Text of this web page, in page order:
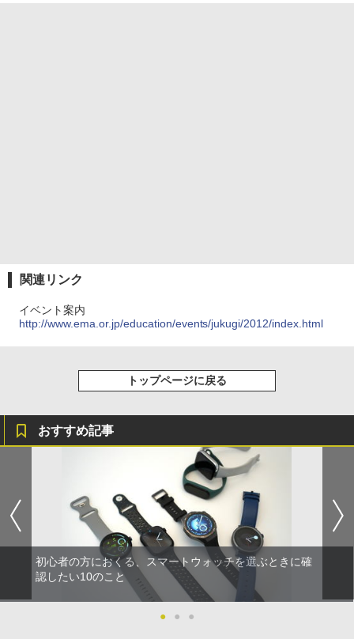
関連リンク
イベント案内
http://www.ema.or.jp/education/events/jukugi/2012/index.html
トップページに戻る
おすすめ記事
初心者の方におくる、スマートウォッチを選ぶときに確
認したい10のこと
● ● ●